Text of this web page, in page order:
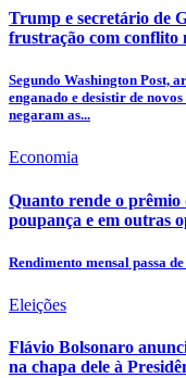
Trump e secretário de
frustração com conflito
Segundo Washington Post,
enganado e desistir de
negaram as...
Economia
Quanto rende o prêmio
poupança e em outras
Rendimento mensal passa
Eleições
Flávio Bolsonaro
na chapa dele à